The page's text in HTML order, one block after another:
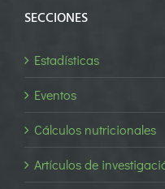
SECCIONES
Estadísticas
Eventos
Cálculos nutricionales
Artículos de